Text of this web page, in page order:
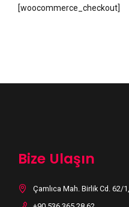
[woocommerce_checkout]
Bize Ulaşın
Çamlıca Mah. Birlik Cd. 62/